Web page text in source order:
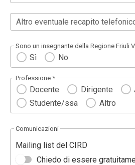
Altro eventuale recapito
Sono un insegnante della Regione Friuli
Sì No
Professione *
Docente Dirigente
Studente/ssa
Altro
Comunicazioni
Mailing list del CIRD
Chiedo di essere